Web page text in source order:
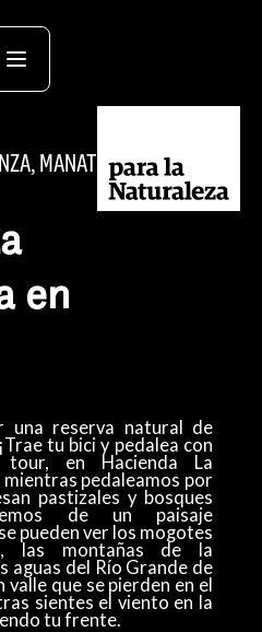
MANATÍ
en
una reserva natural de
tu bici y pedalea con
en Hacienda La
mientras pedaleamos por
pastizales y bosques
de un paisaje
pueden ver los mogotes
las montañas de la
aguas del Río Grande de
que se pierden en el
sientes el viento en la
tu frente.